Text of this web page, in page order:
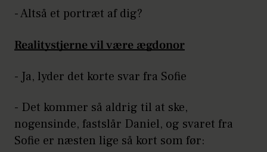
- Altså et portræt af dig?
Realitystjerne vil være ægdonor
- Ja, lyder det korte svar fra Sofie
- Det kommer så aldrig til at ske,
nogensinde, fastslår Daniel, og svaret fra
Sofie er næsten lige så kort som før: